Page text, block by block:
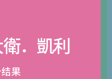
．凱利
果